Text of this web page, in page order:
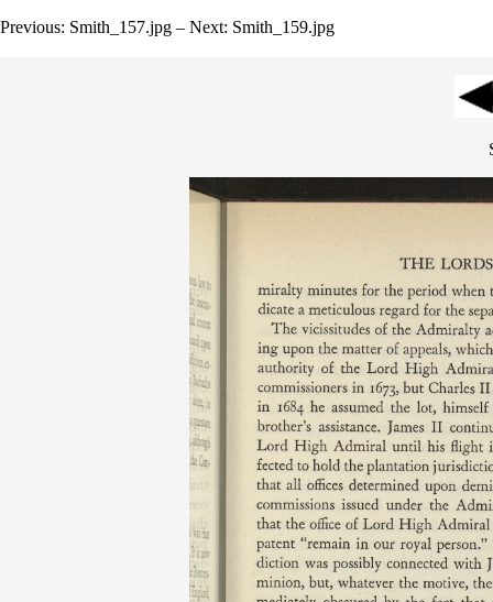
Previous: Smith_157.jpg – Next: Smith_159.jpg